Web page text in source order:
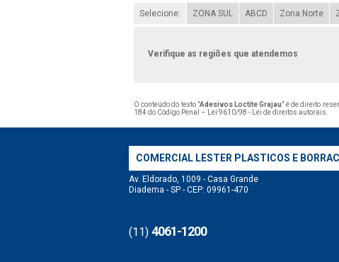
Selecione: ZONA SUL ABCD Zona Norte
Verifique as regiões que atendemos
O conteúdo do texto "Adesivos Loctite Grajau" é de direito
184 do Código Penal –
Lei 9610/98 - Lei de direitos autorais
COMERCIAL LESTER PLASTICOS E
Av. Eldorado, 1009 - Casa Grande
Diadema - SP - CEP: 09961-470
(11) 4061-1200